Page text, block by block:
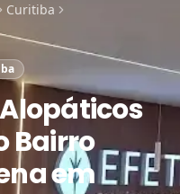
Curitiba
Bairro
em